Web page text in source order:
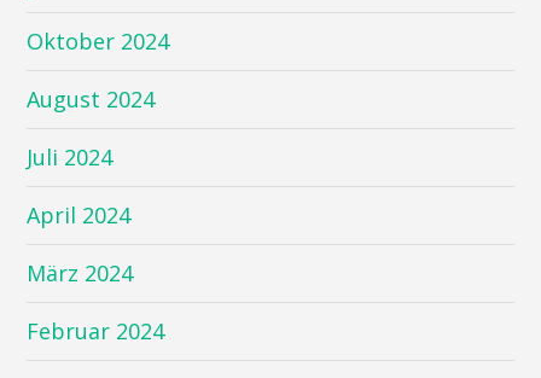
Oktober 2024
August 2024
Juli 2024
April 2024
März 2024
Februar 2024